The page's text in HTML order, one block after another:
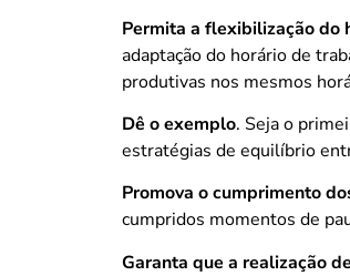
Permita a flexibilização do
adaptação do horário de
produtivas nos mesmos
Dê o exemplo. Seja o
estratégias de equilíbrio
Promova o cumprimento
cumpridos momentos de
Garanta que a realização